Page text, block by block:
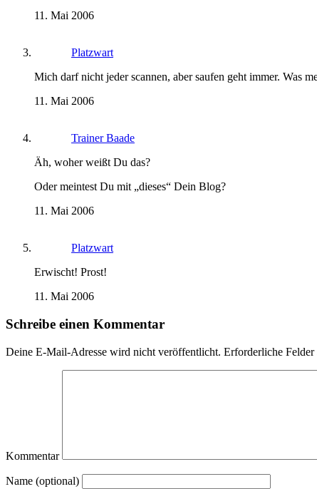
11. Mai 2006
Platzwart
Mich darf nicht jeder scannen, aber saufen geht immer. Was
11. Mai 2006
Trainer Baade
Äh, woher weißt Du das?
Oder meintest Du mit „dieses“ Dein Blog?
11. Mai 2006
Platzwart
Erwischt! Prost!
11. Mai 2006
Schreibe einen Kommentar
Deine E-Mail-Adresse wird nicht veröffentlicht. Erforderliche Felder
Kommentar
Name (optional)